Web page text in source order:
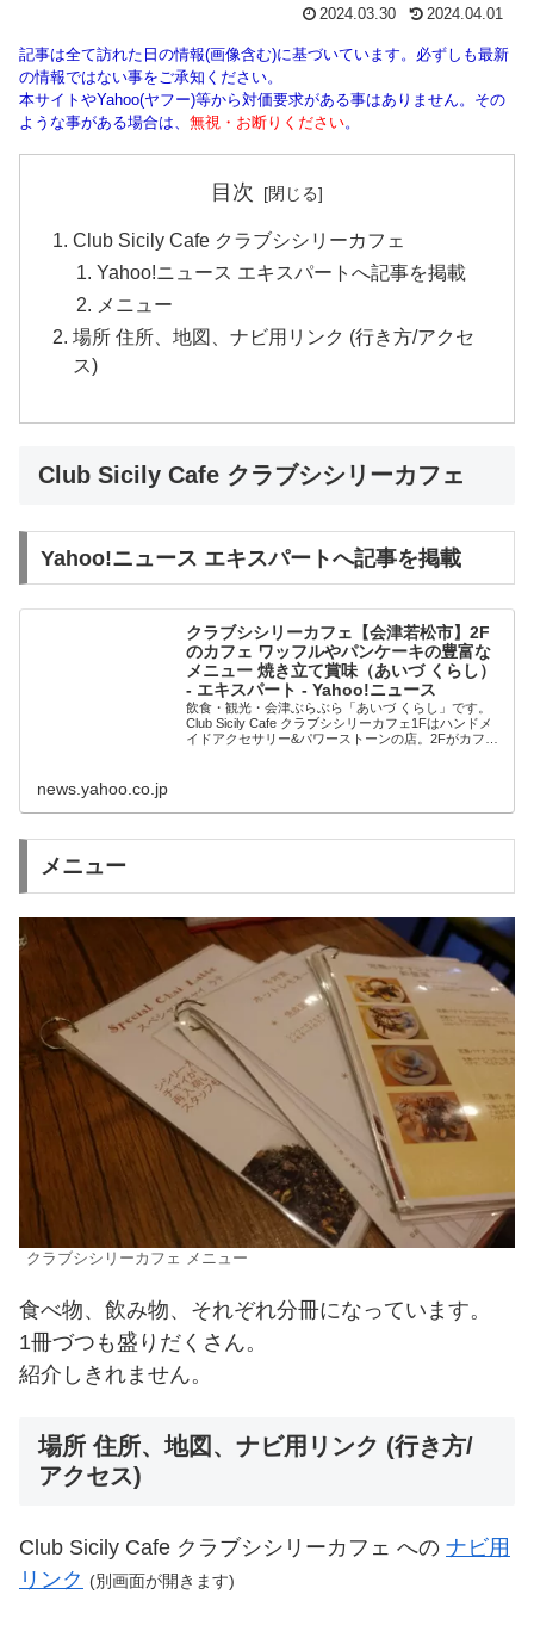
2024.03.30 2024.04.01
記事は全て訪れた日の情報(画像含む)に基づいています。必ずしも最新
の情報ではない事をご承知ください。
本サイトやYahoo(ヤフー)等から対価要求がある事はありません。その
ような事がある場合は、 無視・お断りください。
目次
Club Sicily Cafe クラブシシリーカフェ
Yahoo!ニュース エキスパートへ記事を掲載
メニュー
場所 住所、地図、ナビ用リンク (行き方/アクセ
ス)
Club Sicily Cafe クラブシシリーカフェ
Yahoo!ニュース エキスパートへ記事を掲載
クラブシシリーカフェ【会津若松市】2F
のカフェ ワッフルやパンケーキの豊富な
メニュー 焼き立て賞味（あいづ くらし）
- エキスパート - Yahoo!ニュース
飲食・観光・会津ぶらぶら「あいづ くらし」です。
Club Sicily Cafe クラブシシリーカフェ1Fはハンドメ
イドアクセサリー&パワーストーンの店。2Fがカフ
news.yahoo.co.jp
メニュー
クラブシシリーカフェ メニュー
食べ物、飲み物、それぞれ分冊になっています。
1冊づつも盛りだくさん。
紹介しきれません。
場所 住所、地図、ナビ用リンク (行き方/
アクセス)
Club Sicily Cafe クラブシシリーカフェ への ナビ用
リンク (別画面が開きます)